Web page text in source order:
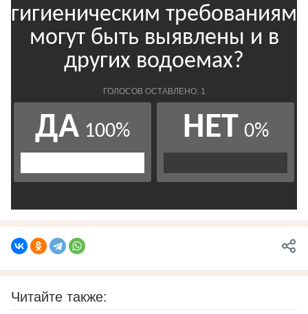
Читайте также: